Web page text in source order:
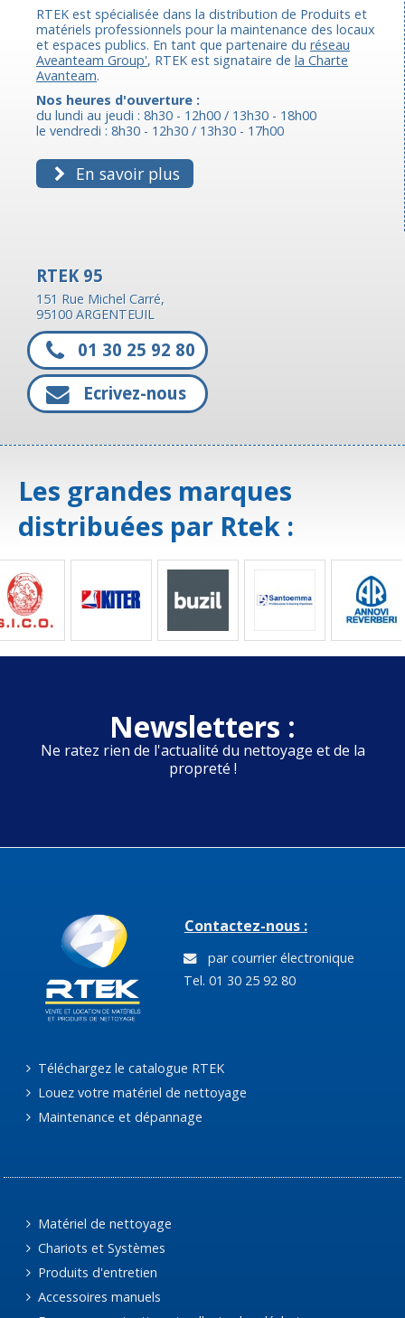
RTEK est spécialisée dans la distribution de Produits et
matériels professionnels pour la maintenance des locaux
et espaces publics. En tant que partenaire du réseau
Aveanteam Group', RTEK est signataire de la Charte
Avanteam.
Nos heures d'ouverture :
du lundi au jeudi : 8h30 - 12h00 / 13h30 - 18h00
le vendredi : 8h30 - 12h30 / 13h30 - 17h00
En savoir plus
RTEK 95
151 Rue Michel Carré,
95100 ARGENTEUIL
01 30 25 92 80
Ecrivez-nous
Les grandes marques
distribuées par Rtek :
Newsletters :
Ne ratez rien de l'actualité du nettoyage et de la
propreté !
Contactez-nous :
par courrier électronique
Tel. 01 30 25 92 80
Téléchargez le catalogue RTEK
Louez votre matériel de nettoyage
Maintenance et dépannage
Matériel de nettoyage
Chariots et Systèmes
Produits d'entretien
Accessoires manuels